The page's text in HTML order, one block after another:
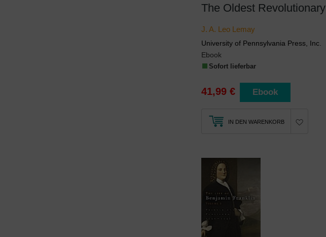
The Oldest Revolutionary
J. A. Leo Lemay
University of Pennsylvania Press, Inc.
Ebook
Sofort lieferbar
41,99 € Ebook
IN DEN WARENKORB